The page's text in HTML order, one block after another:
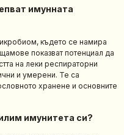
имунната
където се намира
показват потенциал да
на леки респираторни
и умерени. Те са
хранене и основните
имунитета си?